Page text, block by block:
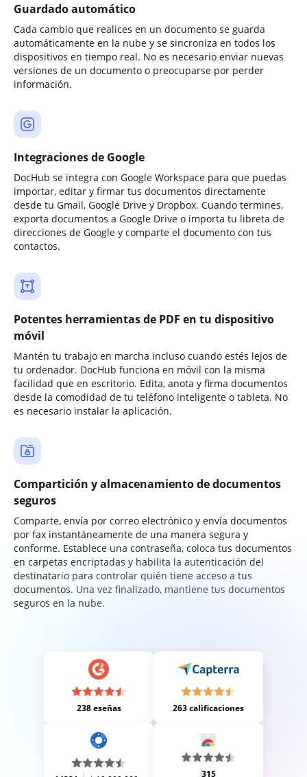
Guardado automático
Cada cambio que realices en un documento se guarda
automáticamente en la nube y se sincroniza en todos los
dispositivos en tiempo real. No es necesario enviar nuevas
versiones de un documento o preocuparse por perder
información.
Integraciones de Google
DocHub se integra con Google Workspace para que puedas
importar, editar y firmar tus documentos directamente
desde tu Gmail, Google Drive y Dropbox. Cuando termines,
exporta documentos a Google Drive o importa tu libreta de
direcciones de Google y comparte el documento con tus
contactos.
Potentes herramientas de PDF en tu dispositivo
móvil
Mantén tu trabajo en marcha incluso cuando estés lejos de
tu ordenador. DocHub funciona en móvil con la misma
facilidad que en escritorio. Edita, anota y firma documentos
desde la comodidad de tu teléfono inteligente o tableta. No
es necesario instalar la aplicación.
Compartición y almacenamiento de documentos
seguros
Comparte, envía por correo electrónico y envía documentos
por fax instantáneamente de una manera segura y
conforme. Establece una contraseña, coloca tus documentos
en carpetas encriptadas y habilita la autenticación del
destinatario para controlar quién tiene acceso a tus
documentos. Una vez finalizado, mantiene tus documentos
seguros en la nube.
238 eseñas 263 calificaciones
315